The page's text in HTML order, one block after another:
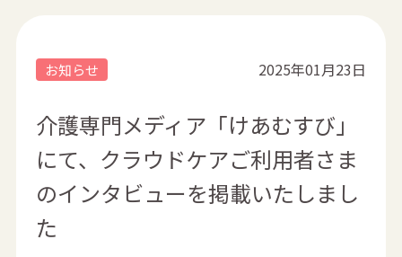
お知らせ 2025年01月23日
介護専門メディア「けあむすび」
にて、クラウドケアご利用者さま
のインタビューを掲載いたしまし
た